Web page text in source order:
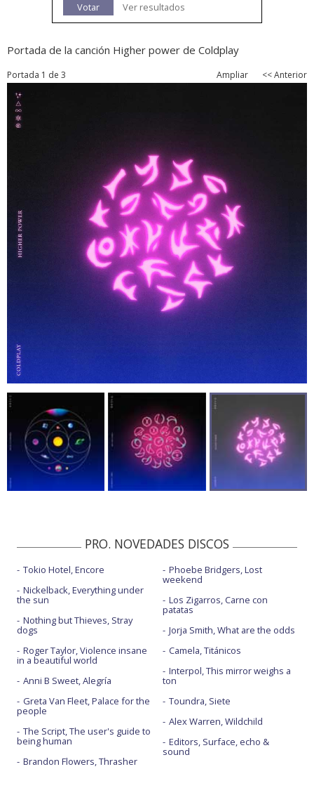
Votar
Ver resultados
Portada de la canción Higher power de Coldplay
Portada 1 de 3 Ampliar << Anterior
PRO. NOVEDADES DISCOS
Tokio Hotel, Encore
Nickelback, Everything under
the sun
Nothing but Thieves, Stray
dogs
Roger Taylor, Violence insane
in a beautiful world
Anni B Sweet, Alegría
Greta Van Fleet, Palace for the
people
The Script, The user's guide to
being human
Brandon Flowers, Thrasher
Phoebe Bridgers, Lost
weekend
Los Zigarros, Carne con
patatas
Jorja Smith, What are the odds
Camela, Titánicos
Interpol, This mirror weighs a
ton
Toundra, Siete
Alex Warren, Wildchild
Editors, Surface, echo &
sound